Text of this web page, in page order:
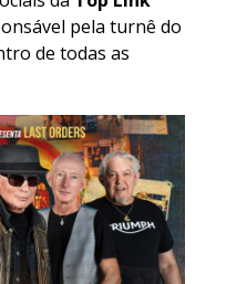
pela turnê do
de todas as